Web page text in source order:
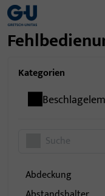
Kategorien
Abdeckung